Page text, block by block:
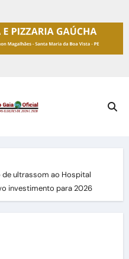
de ultrassom ao Hospital
investimento para 2026